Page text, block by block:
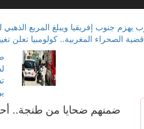
يهزم جنوب إفريقيا ويبلغ المربع الذهبي
قضية الصحراء المغربية.. كولومبيا تعلن
ضمنهم ضحايا من طنجة..